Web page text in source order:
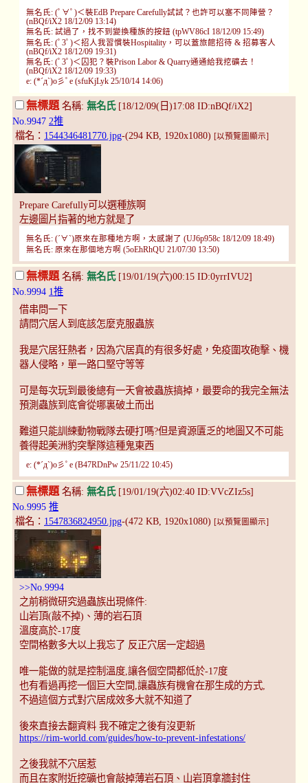
無名氏: (ﾟ∀ﾟ)＜裝EdB Prepare Carefully試試？也許可以塞不同陣營？
(nBQf/iX2 18/12/09 13:14)
無名氏: 試過了，找不到變換種族的按鈕 (tpWV86cI 18/12/09 15:49)
無名氏: (ﾟ3ﾟ)＜招人我習慣裝Hospitality，可以蓋旅館招待 & 招募客人
(nBQf/iX2 18/12/09 19:31)
無名氏: (ﾟ3ﾟ)＜囚犯？裝Prison Labor & Quarry通通給我挖礦去！
(nBQf/iX2 18/12/09 19:33)
e: (*´д`)o彡ﾟe (sfuKjLyk 25/10/14 14:06)
無標題名稱: 無名氏[18/12/09(日)17:08 ID:nBQf/iX2]
No.9947 2推
檔名： 1544346481770.jpg-(294 KB, 1920x1080) [以預覽圖顯示]
Prepare Carefully可以選種族啊
左邊圖片指著的地方就是了
無名氏: (´∀`)原來在那種地方啊，太感謝了 (UJ6p958c 18/12/09 18:49)
無名氏: 原來在那個地方啊 (5oEhRhQU 21/07/30 13:50)
無標題 名稱: 無名氏[19/01/19(六)00:15 ID:0yrrIVU2]
No.9994 1推
借串問一下
請問穴居人到底該怎麼克服蟲族
我是穴居狂熱者，因為穴居真的有很多好處，免疫圍攻砲擊、機
器人侵略，單一路口堅守等等
可是每次玩到最後總有一天會被蟲族搞掉，最要命的我完全無法
預測蟲族到底會從哪裏破土而出
難道只能訓練動物戰隊去硬打嗎?但是資源匱乏的地圖又不可能
養得起美洲豹突擊隊這種鬼東西
e: (*´д`)o彡ﾟe (B47RDnPw 25/11/22 10:45)
無標題 名稱: 無名氏[19/01/19(六)02:40 ID:VVcZIz5s]
No.9995 推
檔名： 1547836824950.jpg-(472 KB, 1920x1080) [以預覽圖顯示]
>>No.9994
之前稍微研究過蟲族出現條件:
山岩頂(敲不掉)、薄的岩石頂
溫度高於-17度
空間格數多大以上我忘了 反正穴居一定超過
唯一能做的就是控制溫度,讓各個空間都低於-17度
也有看過再挖一個巨大空間,讓蟲族有機會在那生成的方式,
不過這個方式對穴居成效多大就不知道了
後來直接去翻資料 我不確定之後有沒更新
https://rim-world.com/guides/how-to-prevent-infestations/
之後我就不穴居惹
而且在家附近挖礦也會敲掉薄岩石頂、山岩頂拿牆封住